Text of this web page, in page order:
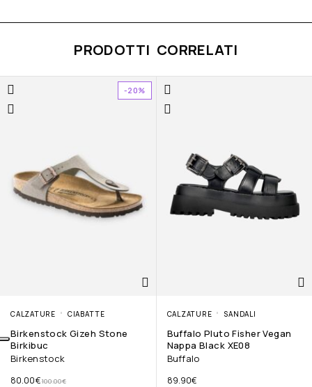
PRODOTTI CORRELATI
-20%
CALZATURE CIABATTE
Birkenstock Gizeh Stone
Birkibuc
Birkenstock
100.00€
80.00€
CALZATURE SANDALI
Buffalo Pluto Fisher Vegan
Nappa Black XE08
Buffalo
89.90€